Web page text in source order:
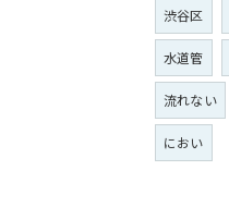
渋谷区
水道管
流れない
におい